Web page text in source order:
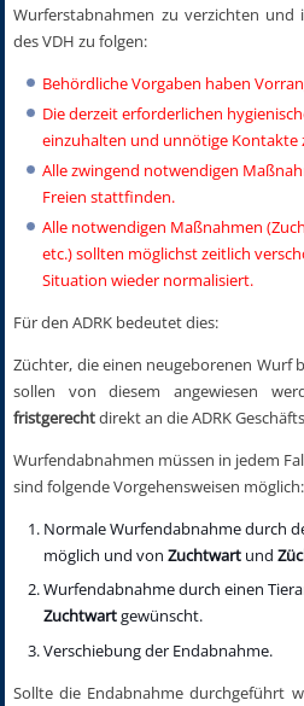
Wurferstabnahmen zu verzichten und
des VDH zu folgen:
Behördliche Vorgaben haben
Die derzeit erforderlichen
einzuhalten und unnötige Kontakte
Alle zwingend notwendigen
Freien stattfinden.
Alle notwendigen Maßnahmen
etc.) sollten möglichst zeitlich
Situation wieder normalisiert.
Für den ADRK bedeutet dies:
Züchter, die einen neugeborenen Wurf
sollen von diesem angewiesen
fristgerechtdirekt an die ADRK
Wurfendabnahmen müssen in jedem
sind folgende Vorgehensweisen möglich:
Normale Wurfendabnahme durch
möglich und vonZuchtwart und
Wurfendabnahme durch einen
Zuchtwartgewünscht.
Verschiebung der Endabnahme.
Sollte die Endabnahme durchgeführt